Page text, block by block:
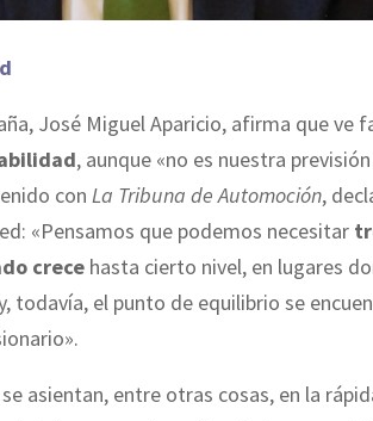
José Miguel Aparicio, afirma que ve
, aunque «no es nuestra
con La Tribuna de Automoción,
«Pensamos que podemos necesitar
crece hasta cierto nivel, en lugares
todavía, el punto de equilibrio se
asientan, entre otras cosas, en la